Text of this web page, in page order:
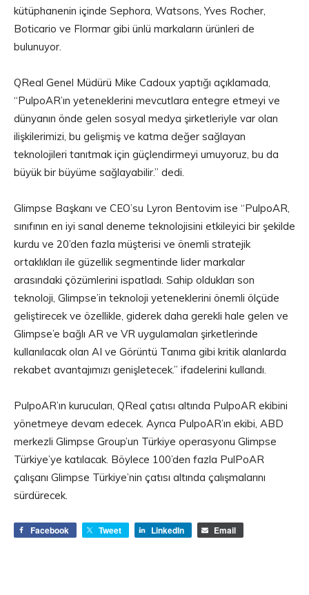
kütüphanenin içinde Sephora, Watsons, Yves Rocher,
Boticario ve Flormar gibi ünlü markaların ürünleri de
bulunuyor.
QReal Genel Müdürü Mike Cadoux yaptığı açıklamada,
“PulpoAR’ın yeteneklerini mevcutlara entegre etmeyi ve
dünyanın önde gelen sosyal medya şirketleriyle var olan
ilişkilerimizi, bu gelişmiş ve katma değer sağlayan
teknolojileri tanıtmak için güçlendirmeyi umuyoruz, bu da
büyük bir büyüme sağlayabilir.” dedi.
Glimpse Başkanı ve CEO’su Lyron Bentovim ise “PulpoAR,
sınıfının en iyi sanal deneme teknolojisini etkileyici bir şekilde
kurdu ve 20’den fazla müşterisi ve önemli stratejik
ortaklıkları ile güzellik segmentinde lider markalar
arasındaki çözümlerini ispatladı. Sahip oldukları son
teknoloji, Glimpse’in teknoloji yeteneklerini önemli ölçüde
geliştirecek ve özellikle, giderek daha gerekli hale gelen ve
Glimpse’e bağlı AR ve VR uygulamaları şirketlerinde
kullanılacak olan AI ve Görüntü Tanıma gibi kritik alanlarda
rekabet avantajımızı genişletecek.” ifadelerini kullandı.
PulpoAR’ın kurucuları, QReal çatısı altında PulpoAR ekibini
yönetmeye devam edecek. Ayrıca PulpoAR’ın ekibi, ABD
merkezli Glimpse Group’un Türkiye operasyonu Glimpse
Türkiye’ye katılacak. Böylece 100’den fazla PulPoAR
çalışanı Glimpse Türkiye’nin çatısı altında çalışmalarını
sürdürecek.
Facebook Tweet LinkedIn Email